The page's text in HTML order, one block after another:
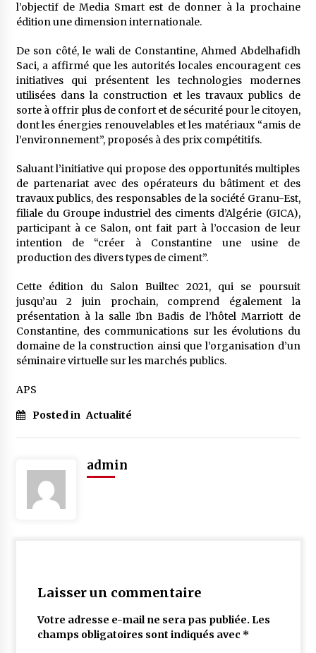
Rencontre nocturne dans le désert (Un conte
touareg)
Un conte targui/ Quand la tête est vide
5 ans ago
Tradition orale/ D’où viennent les contes et à
5 ans ago
l’objectif de Media Smart est de donner à la prochaine
édition une dimension internationale.
De son côté, le wali de Constantine, Ahmed Abdelhafidh
Saci, a affirmé que les autorités locales encouragent ces
initiatives qui présentent les technologies modernes
utilisées dans la construction et les travaux publics de
sorte à offrir plus de confort et de sécurité pour le citoyen,
dont les énergies renouvelables et les matériaux “amis de
l’environnement”, proposés à des prix compétitifs.
Saluant l’initiative qui propose des opportunités multiples
de partenariat avec des opérateurs du bâtiment et des
travaux publics, des responsables de la société Granu-Est,
filiale du Groupe industriel des ciments d’Algérie (GICA),
participant à ce Salon, ont fait part à l’occasion de leur
intention de “créer à Constantine une usine de
production des divers types de ciment”.
Cette édition du Salon Builtec 2021, qui se poursuit
jusqu’au 2 juin prochain, comprend également la
présentation à la salle Ibn Badis de l’hôtel Marriott de
Constantine, des communications sur les évolutions du
domaine de la construction ainsi que l’organisation d’un
séminaire virtuelle sur les marchés publics.
APS
Posted in Actualité
admin
Laisser un commentaire
Votre adresse e-mail ne sera pas publiée. Les
champs obligatoires sont indiqués avec *